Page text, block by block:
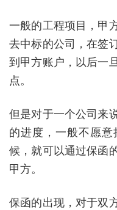
一般的工程项目，甲
去中标的公司，在签
到甲方账户，以后一
点。
但是对于一个公司来
的进度，一般不愿
候，就可以通过保函
甲方。
保函的出现，对于双